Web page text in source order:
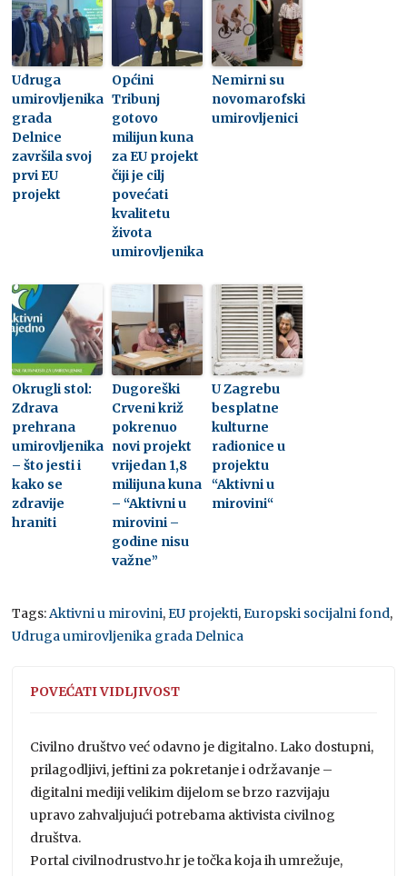
Udruga
umirovljenika
grada
Delnice
završila svoj
prvi EU
projekt
Općini
Tribunj
gotovo
milijun kuna
za EU projekt
čiji je cilj
povećati
kvalitetu
života
umirovljenika
Nemirni su
novomarofski
umirovljenici
Okrugli stol:
Zdrava
prehrana
umirovljenika
– što jesti i
kako se
zdravije
hraniti
Dugoreški
Crveni križ
pokrenuo
novi projekt
vrijedan 1,8
milijuna kuna
– “Aktivni u
mirovini –
godine nisu
važne”
U Zagrebu
besplatne
kulturne
radionice u
projektu
“Aktivni u
mirovini“
Tags:Aktivni u mirovini,EU projekti,Europski socijalni fond,
Udruga umirovljenika grada Delnica
POVEĆATI VIDLJIVOST
Civilno društvo već odavno je digitalno. Lako dostupni,
prilagodljivi, jeftini za pokretanje i održavanje –
digitalni mediji velikim dijelom se brzo razvijaju
upravo zahvaljujući potrebama aktivista civilnog
društva.
Portal civilnodrustvo.hr je točka koja ih umrežuje,